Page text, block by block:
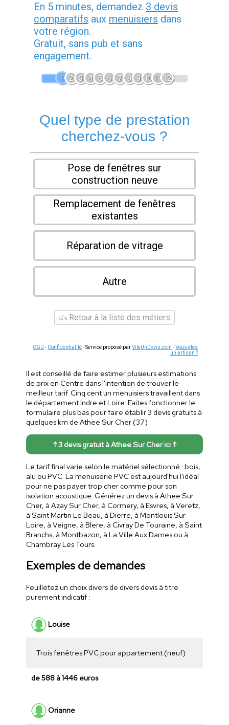
En 5 minutes, demandez 3 devis
comparatifs aux menuisiers dans
votre région.
Gratuit, sans pub et sans
engagement.
1 2 3 4 5 6 7 8 9 1011 12
Quel type de prestation
cherchez-vous ?
Pose de fenêtres sur
construction neuve
Remplacement de fenêtres
existantes
Réparation de vitrage
Autre
Retour à la liste des métiers
CGU - Confidentialité- Service proposé parViteUnDevis.com -Vous êtes
un artisan ?
Il est conseillé de faire estimer plusieurs estimations
de prix en Centre dans l'intention de trouver le
meilleur tarif. Cinq cent un menuisiers travaillent dans
le département Indre et Loire. Faites fonctionner le
formulaire plus bas pour faire établir 3 devis gratuits à
quelques km de Athee Sur Cher (37) :
↑ 3 devis gratuit à Athee Sur Cher ici ↑
Le tarif final varie selon le matériel sélectionné : bois,
alu ou PVC. La menuiserie PVC est aujourd'hui l'idéal
pour ne pas payer trop cher comme pour son
isolation acoustique. Générez un devis à Athee Sur
Cher, à Azay Sur Cher, à Cormery, à Esvres, à Veretz,
à Saint Martin Le Beau, à Dierre, à Montlouis Sur
Loire, à Veigne, à Blere, à Civray De Touraine, à Saint
Branchs, à Montbazon, à La Ville Aux Dames ou à
Chambray Les Tours.
Exemples de demandes
Feuilletez un choix divers de divers devis à titre
purement indicatif :
Louise
Trois fenêtres PVC pour appartement (neuf)
de 588 à 1446 euros
Orianne